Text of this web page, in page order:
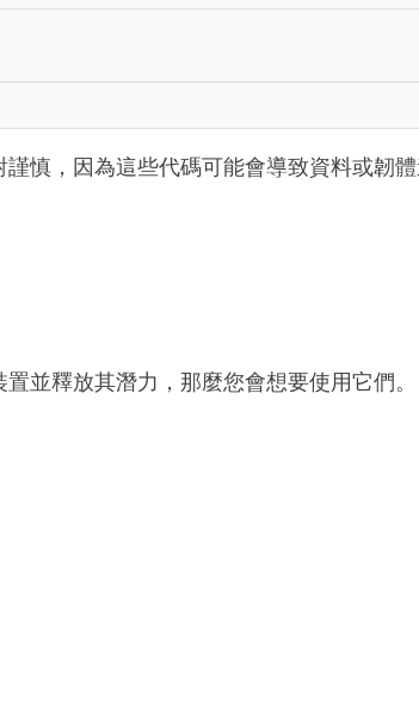
慎，因為這些代碼可能會導致資料或韌
並釋放其潛力，那麼您會想要使用它們。